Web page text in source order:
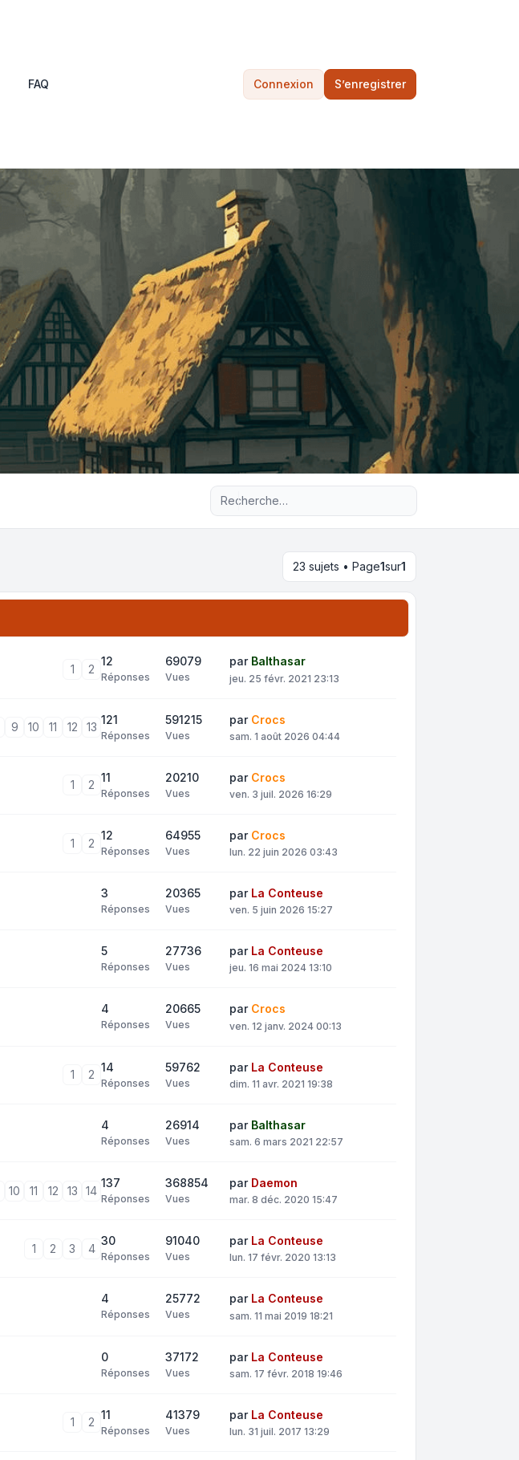
FAQ Connexion S’enregistrer
Recherche avancée
23 sujets • Page1sur1
1 2
12
Réponses
69079
Vues
par Balthasar
jeu. 25 févr. 2021 23:13
9 10 11 12 13
121
Réponses
591215
Vues
par Crocs
sam. 1 août 2026 04:44
1 2
11
Réponses
20210
Vues
par Crocs
ven. 3 juil. 2026 16:29
1 2
12
Réponses
64955
Vues
par Crocs
lun. 22 juin 2026 03:43
3
Réponses
20365
Vues
par La Conteuse
ven. 5 juin 2026 15:27
5
Réponses
27736
Vues
par La Conteuse
jeu. 16 mai 2024 13:10
4
Réponses
20665
Vues
par Crocs
ven. 12 janv. 2024 00:13
1 2
14
Réponses
59762
Vues
par La Conteuse
dim. 11 avr. 2021 19:38
4
Réponses
26914
Vues
par Balthasar
sam. 6 mars 2021 22:57
10 11 12 13 14
137
Réponses
368854
Vues
par Daemon
mar. 8 déc. 2020 15:47
1 2 3 4
30
Réponses
91040
Vues
par La Conteuse
lun. 17 févr. 2020 13:13
4
Réponses
25772
Vues
par La Conteuse
sam. 11 mai 2019 18:21
0
Réponses
37172
Vues
par La Conteuse
sam. 17 févr. 2018 19:46
1 2
11
Réponses
41379
Vues
par La Conteuse
lun. 31 juil. 2017 13:29